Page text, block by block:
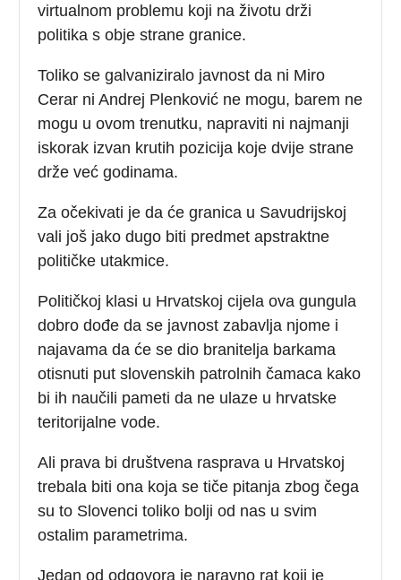
virtualnom problemu koji na životu drži
politika s obje strane granice.
Toliko se galvaniziralo javnost da ni Miro
Cerar ni Andrej Plenković ne mogu, barem ne
mogu u ovom trenutku, napraviti ni najmanji
iskorak izvan krutih pozicija koje dvije strane
drže već godinama.
Za očekivati je da će granica u Savudrijskoj
vali još jako dugo biti predmet apstraktne
političke utakmice.
Političkoj klasi u Hrvatskoj cijela ova gungula
dobro dođe da se javnost zabavlja njome i
najavama da će se dio branitelja barkama
otisnuti put slovenskih patrolnih čamaca kako
bi ih naučili pameti da ne ulaze u hrvatske
teritorijalne vode.
Ali prava bi društvena rasprava u Hrvatskoj
trebala biti ona koja se tiče pitanja zbog čega
su to Slovenci toliko bolji od nas u svim
ostalim parametrima.
Jedan od odgovora je naravno rat koji je